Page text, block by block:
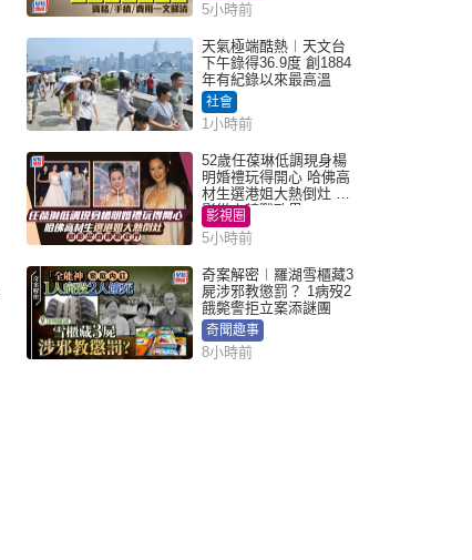
5小時前
天氣極端酷熱︱天文台
下午錄得36.9度 創1884
年有紀錄以來最高溫
社會
1小時前
52歲任葆琳低調現身楊
明婚禮玩得開心 哈佛高
材生選港姐大熱倒灶 息
影從商轉戰政界
影視圈
5小時前
奇案解密︱羅湖雪櫃藏3
屍涉邪教懲罰？ 1病歿2
餓斃警拒立案添謎團
奇聞趣事
8小時前